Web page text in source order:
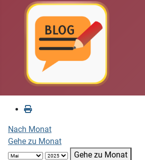
Nach Monat
Gehe zu Monat
Gehe zu Monat